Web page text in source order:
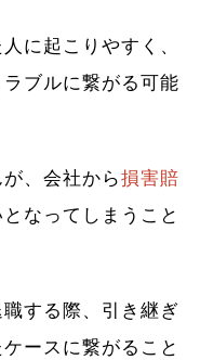
に起こりやすく、
ブルに繋がる可能
、会社から損害賠
なってしまうこと
する際、引き継ぎ
ースに繋がること